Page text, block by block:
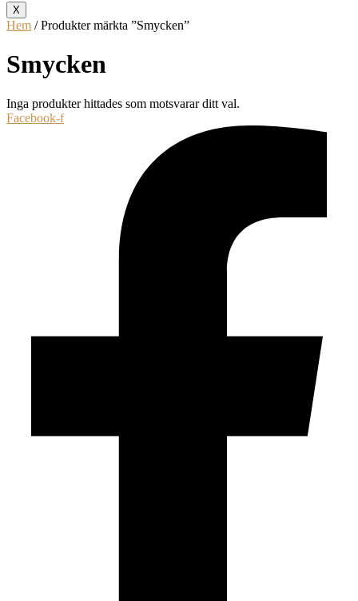
X
Hem / Produkter märkta ”Smycken”
Smycken
Inga produkter hittades som motsvarar ditt val.
Facebook-f